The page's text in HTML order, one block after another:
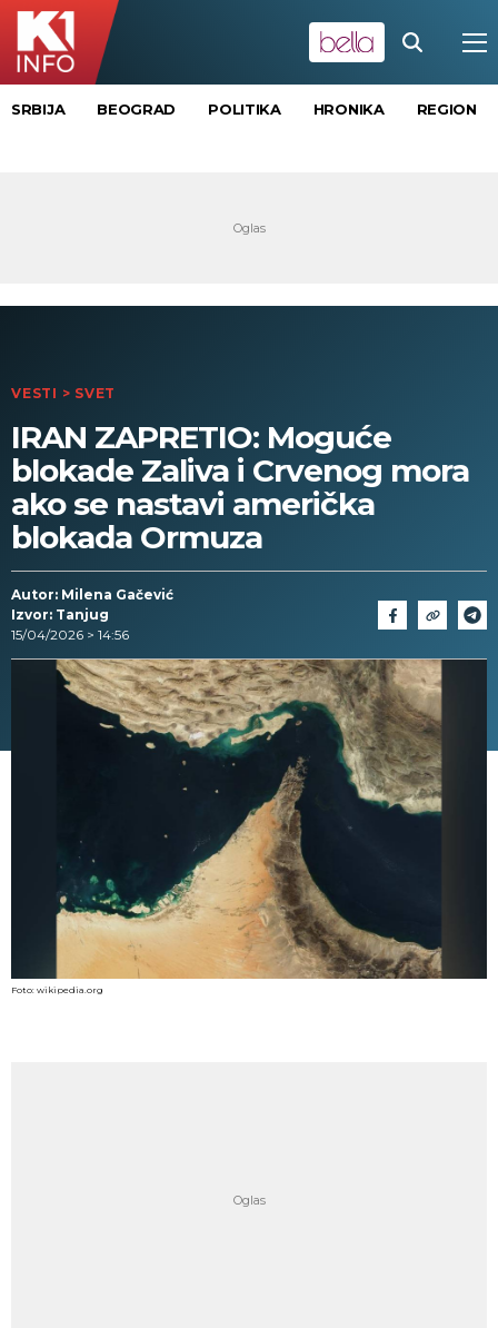
SRBIJA BEOGRAD POLITIKA HRONIKA REGION
VESTI > SVET
IRAN ZAPRETIO: Moguće
blokade Zaliva i Crvenog mora
ako se nastavi američka
blokada Ormuza
Autor: Milena Gačević
Izvor: Tanjug
15/04/2026 > 14:56
Foto: wikipedia.org